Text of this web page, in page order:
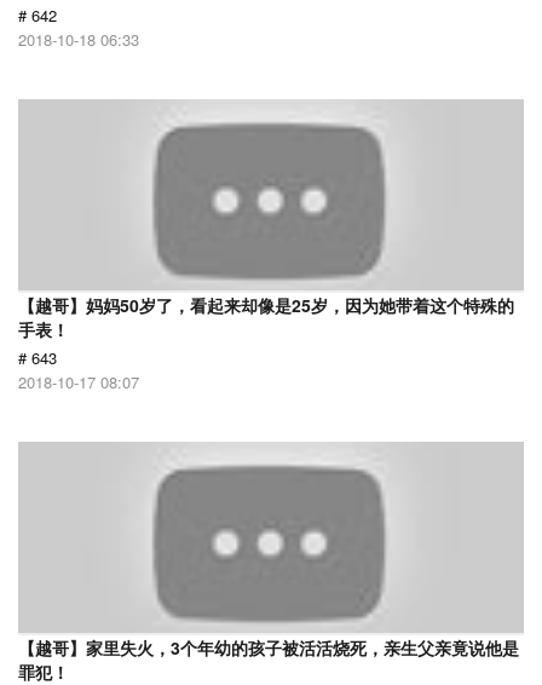
# 642
2018-10-18 06:33
【越哥】妈妈50岁了，看起来却像是25岁，因为她带着这个特殊的
手表！
# 643
2018-10-17 08:07
【越哥】家里失火，3个年幼的孩子被活活烧死，亲生父亲竟说他是
罪犯！